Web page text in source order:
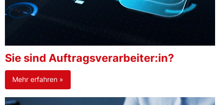
Sie sind Auftragsverarbeiter:in?
Mehr erfahren »